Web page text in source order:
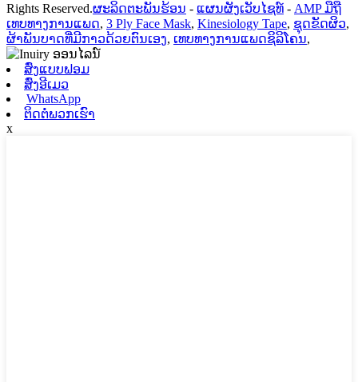
Rights Reserved.ຜະລິດຕະພັນຮ້ອນ - ແຜນຜັງເວັບໄຊທ໌ - AMP ມືຖື
ເທບທາງການແພດ, 3 Ply Face Mask, Kinesiology Tape, ຊຸດຂັດຜິວ,
ຜ້າພັນບາດທີ່ມີກາວດ້ວຍຕົນເອງ, ເທບທາງການແພດຊິລິໂຄນ,
ສົ່ງແບບຟອມ
ສົ່ງອີເມວ
WhatsApp
ຕິດຕໍ່ພວກເຮົາ
x